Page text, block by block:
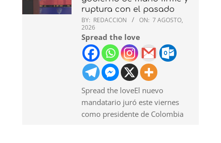
ruptura con el pasado
BY: REDACCION ON: 7 AGOSTO,
2026
Spread the love
Spread the loveEl nuevo
mandatario juró este viernes
como presidente de Colombia